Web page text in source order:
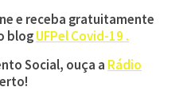
e receba gratuitamente
blogUFPel Covid-19 .
Social, ouça a Rádio